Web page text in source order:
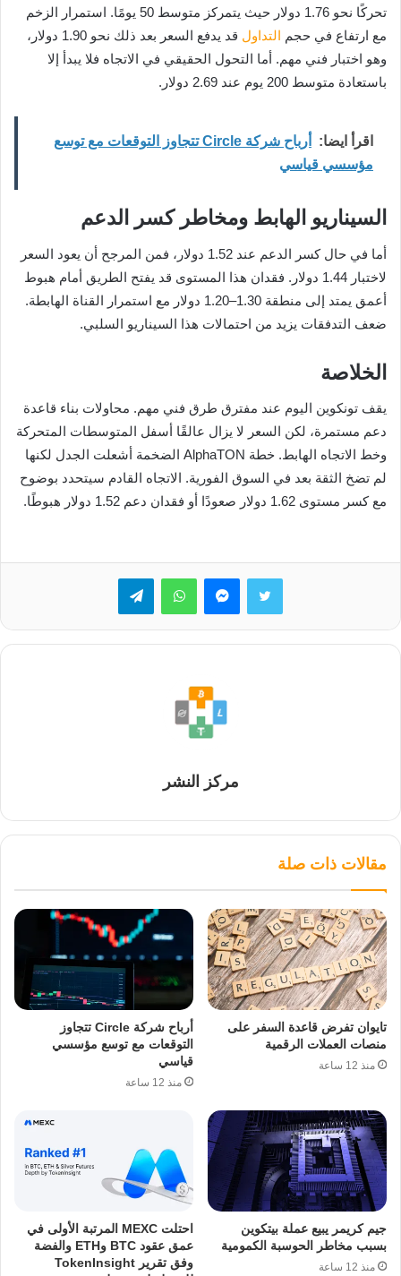
تحركًا نحو 1.76 دولار حيث يتمركز متوسط 50 يومًا. استمرار الزخم
مع ارتفاع في حجم التداول
قد يدفع السعر بعد ذلك نحو 1.90 دولار،
وهو اختبار فني مهم. أما التحول الحقيقي في الاتجاه فلا يبدأ إلا
باستعادة متوسط 200 يوم عند 2.69 دولار.
اقرأ ايضا:
أرباح شركة Circle تتجاوز التوقعات مع توسع
مؤسسي قياسي
السيناريو الهابط ومخاطر كسر الدعم
أما في حال كسر الدعم عند 1.52 دولار، فمن المرجح أن يعود السعر
لاختبار 1.44 دولار. فقدان هذا المستوى قد يفتح الطريق أمام هبوط
أعمق يمتد إلى منطقة 1.30–1.20 دولار مع استمرار القناة الهابطة.
ضعف التدفقات يزيد من احتمالات هذا السيناريو السلبي.
الخلاصة
يقف تونكوين اليوم عند مفترق طرق فني مهم. محاولات بناء قاعدة
دعم مستمرة، لكن السعر لا يزال عالقًا أسفل المتوسطات المتحركة
وخط الاتجاه الهابط. خطة AlphaTON الضخمة أشعلت الجدل لكنها
لم تضخ الثقة بعد في السوق الفورية. الاتجاه القادم سيتحدد بوضوح
مع كسر مستوى 1.62 دولار صعودًا أو فقدان دعم 1.52 دولار هبوطًا.
تويتر ماسنجرواتساب تيلقرام
مركز النشر
مقالات ذات صلة
تايوان تفرض قاعدة السفر على
منصات العملات الرقمية
منذ 12 ساعة
أرباح شركة Circle تتجاوز
التوقعات مع توسع مؤسسي
قياسي
منذ 12 ساعة
جيم كريمر يبيع عملة بيتكوين
بسبب مخاطر الحوسبة الكمومية
منذ 12 ساعة
احتلت MEXC المرتبة الأولى في
عمق عقود BTC وETH والفضة
وفق تقرير TokenInsight